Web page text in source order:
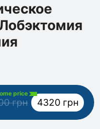
price
грн 4320 грн